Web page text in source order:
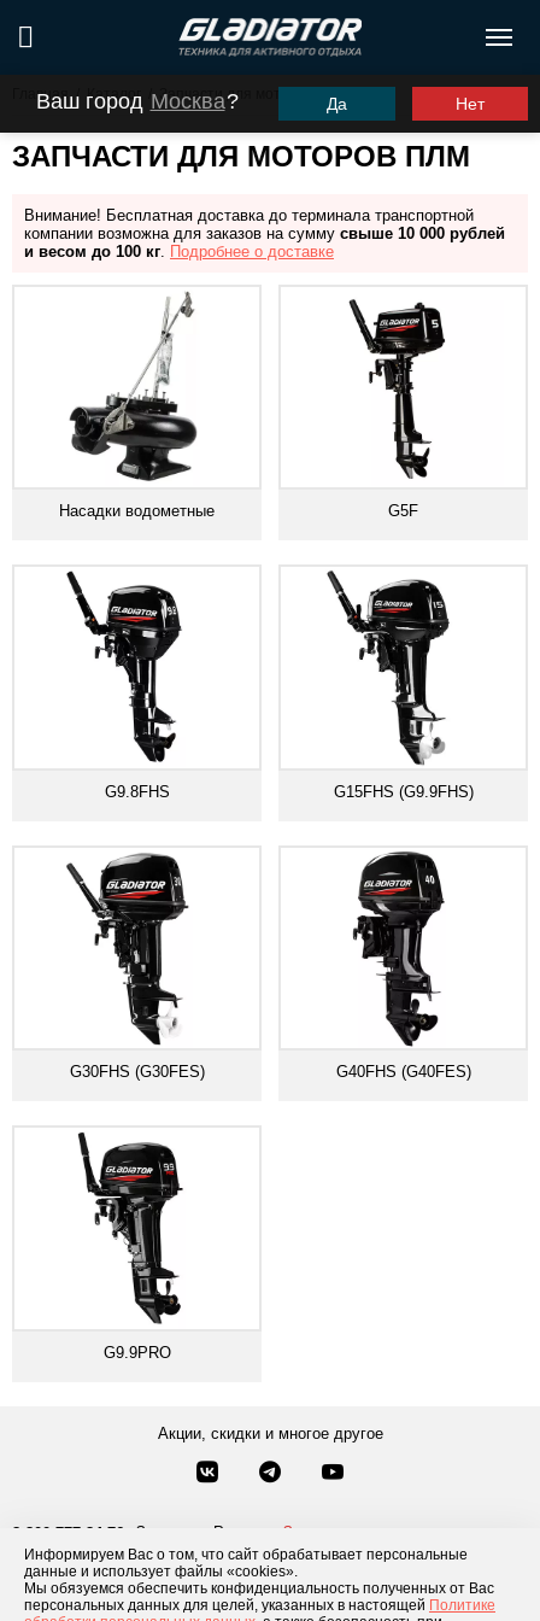
Ваш город Москва? Да Нет
Информируем Вас о том, что сайт обрабатывает персональные
данные и использует файлы «cookies».
Мы обязуемся обеспечить конфиденциальность полученных от Вас
персональных данных для целей, указанных в настоящей Политике
Главная / Каталог Запчасти для моторов ПЛМ
ЗАПЧАСТИ ДЛЯ МОТОРОВ ПЛМ
Внимание! Бесплатная доставка до терминала транспортной
компании возможна для заказов на сумму свыше 10 000 рублей
и весом до 100 кг. Подробнее о доставке
Насадки водометные G5F
G9.8FHS G15FHS (G9.9FHS)
G30FHS (G30FES) G40FHS (G40FES)
G9.9PRO
Акции, скидки и многое другое
8-800-777-84-76 Звонки по России
Заказать звонок
8 495 181-69-06
Москва